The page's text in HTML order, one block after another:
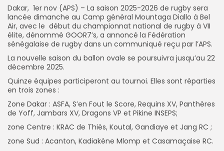
FR
Dakar, 1er nov (APS) – La saison 2025-2026 de rugby sera
lancée dimanche au Camp général Mountaga Diallo à Bel
Air, avec le début du championnat national de rugby à VII
élite, dénommé GOOR7’s, a annoncé la Fédération
sénégalaise de rugby dans un communiqué reçu par l’APS.
La nouvelle saison du ballon ovale se poursuivra jusqu’au 22
décembre 2025.
Quinze équipes participeront au tournoi. Elles sont réparties
en trois zones :
Zone Dakar : ASFA, S’en Fout le Score, Requins XV, Panthères
de Yoff, Jambars XV, Dragons VP et Pikine INSEPS;
zone Centre : KRAC de Thiès, Koutal, Gandiaye et Jang RC ;
zone Sud : Acanton, Kadiakéne Mlomp et Casamaçaise RC.